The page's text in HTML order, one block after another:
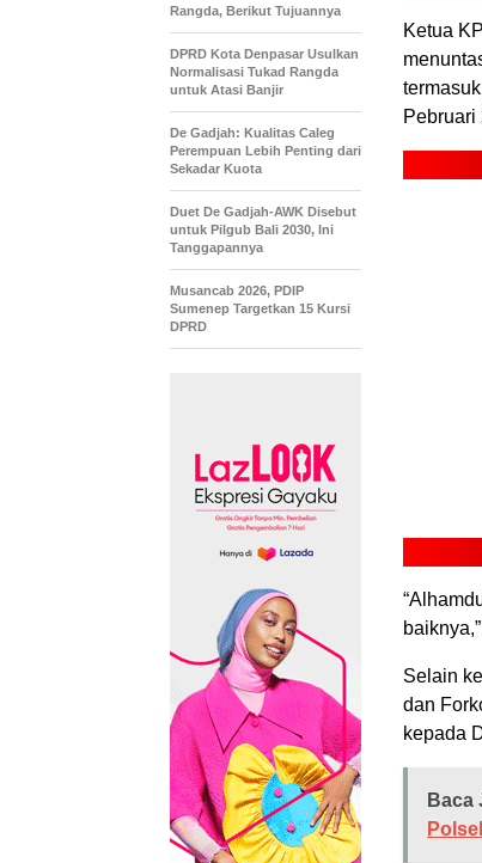
Ketua
Pebruari
Selain
dan
kepada
Baca
Rangda, Berikut Tujuannya
DPRD Kota Denpasar Usulkan
Normalisasi Tukad Rangda
untuk Atasi Banjir
De Gadjah: Kualitas Caleg
Perempuan Lebih Penting dari
Sekadar Kuota
Duet De Gadjah-AWK Disebut
untuk Pilgub Bali 2030, Ini
Tanggapannya
Musancab 2026, PDIP
Sumenep Targetkan 15 Kursi
DPRD